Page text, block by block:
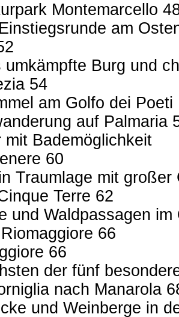
Montemarcello
am
umkämpfte Burg und
54
am Golfo dei Poeti
auf Palmaria
mit Bademöglichkeit
60
Traumlage mit großer
Terre 62
und Waldpassagen
66
66
der fünf
nach Manarola
und Weinberge in